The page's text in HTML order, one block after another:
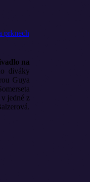
prknech
na
diváky
Guya
jedné z